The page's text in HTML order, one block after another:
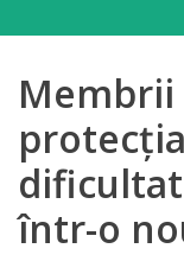
despre
DGPDC
Structura
Strategia
Membrii
într-o